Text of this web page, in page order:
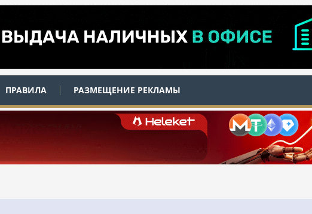
ПРАВИЛА РАЗМЕЩЕНИЕ РЕКЛАМЫ